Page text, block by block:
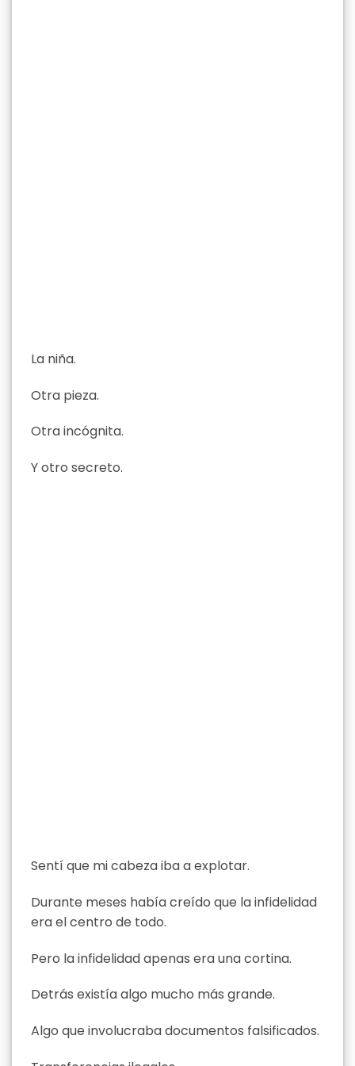
La niña.
Otra pieza.
Otra incógnita.
Y otro secreto.
Sentí que mi cabeza iba a explotar.
Durante meses había creído que la infidelidad
era el centro de todo.
Pero la infidelidad apenas era una cortina.
Detrás existía algo mucho más grande.
Algo que involucraba documentos falsificados.